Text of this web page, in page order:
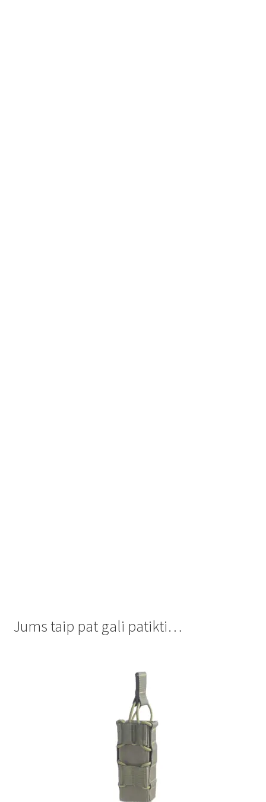
Jums taip pat gali patikti…